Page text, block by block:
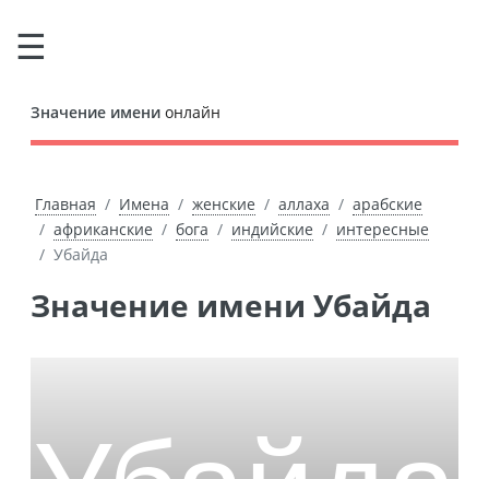
Значение имени онлайн
Главная Имена женские аллаха
арабские
африканские
бога индийские
интересные
Убайда
Значение имени Убайда